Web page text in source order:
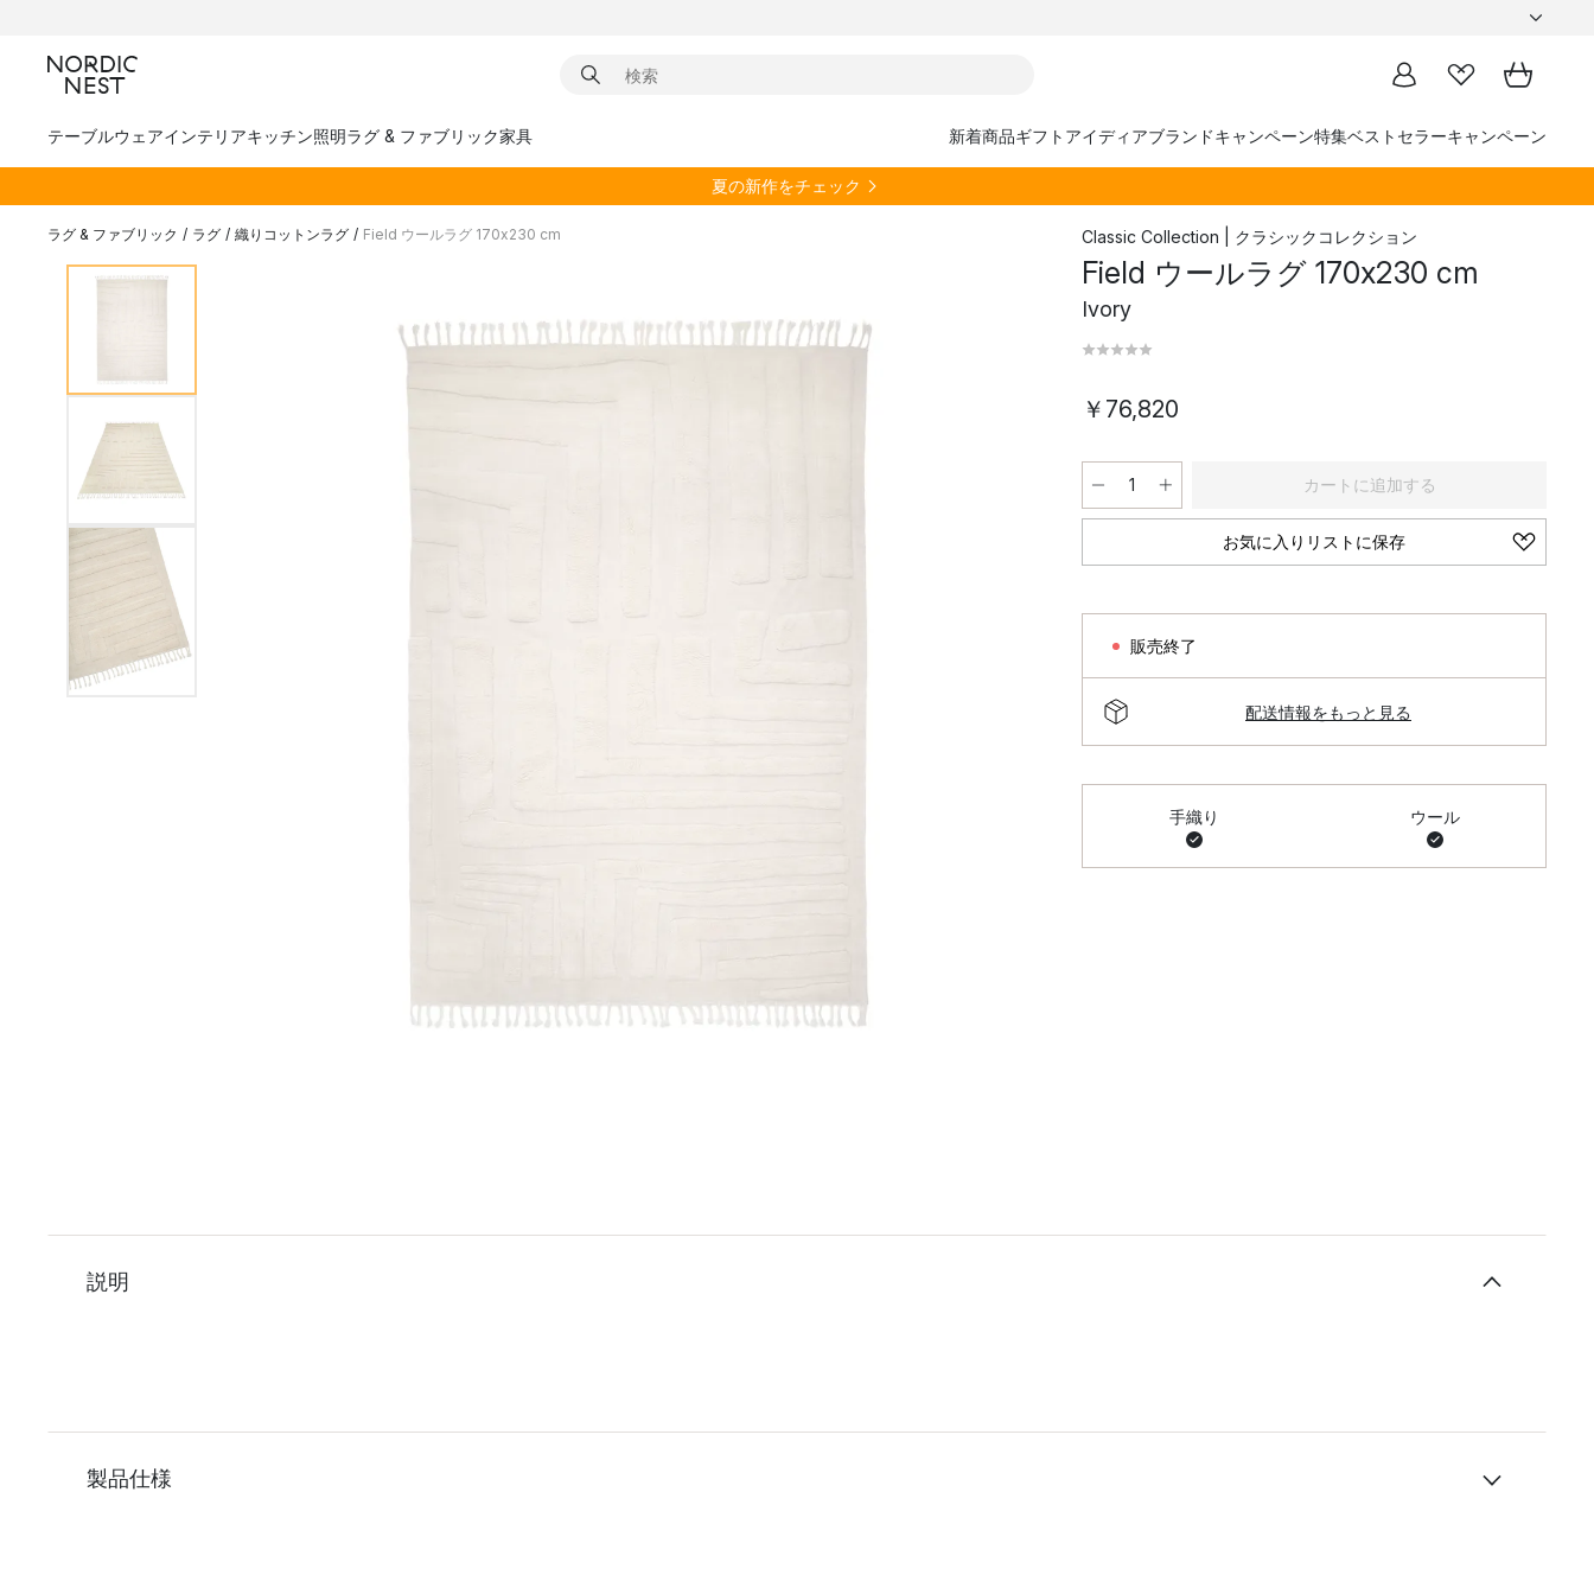
テーブルウェアインテリアキッチン照明ラグ & ファブリック家具 新着商品ギフトアイディアブランドキャンペーン特集ベストセラーキャンペーン
夏の新作をチェック
ラグ & ファブリック / ラグ / 織りコットンラグ / Field ウールラグ 170x230 cm Classic Collection | クラシックコレクション
Field ウールラグ 170x230 cm
Ivory
￥76,820
カートに追加する
お気に入りリストに保存
販売終了
配送情報をもっと見る
手織り ウール
説明
製品仕様